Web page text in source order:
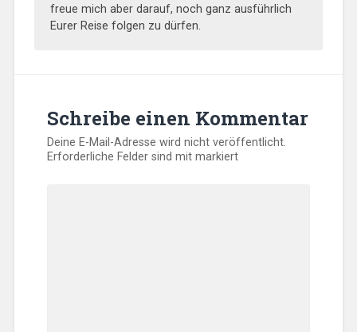
freue mich aber darauf, noch ganz ausführlich
Eurer Reise folgen zu dürfen.
Schreibe einen Kommentar
Deine E-Mail-Adresse wird nicht veröffentlicht.
Erforderliche Felder sind mitmarkiert